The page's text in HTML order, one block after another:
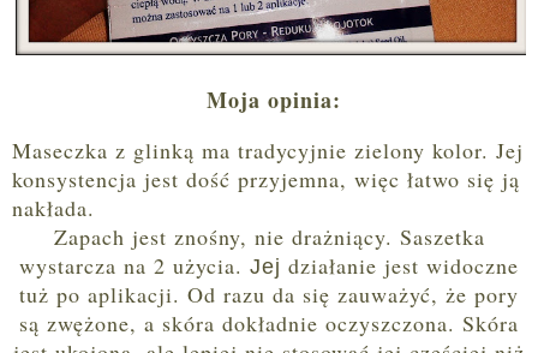
Moja opinia:
Maseczka z glinką ma tradycyjnie zielony kolor. Jej
konsystencja jest dość przyjemna, więc łatwo się ją
nakłada.
Zapach jest znośny, nie drażniący. Saszetka
wystarcza na 2 użycia. Jej działanie jest widoczne
tuż po aplikacji. Od razu da się zauważyć, że pory
są zwężone, a skóra dokładnie oczyszczona. Skóra